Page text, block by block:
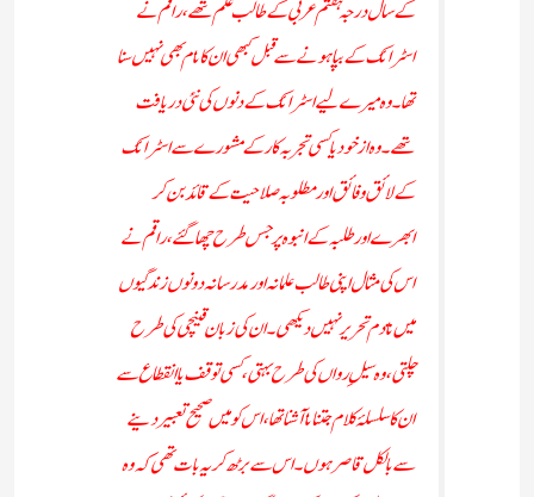
کے سال درجہ ہفتم عربی کے طالب علم تھے،راقم نے
اسٹرائک کے بپا ہونے سے قبل کبھی ان کا نام بھی نہیں سنا
تھا۔ وہ میرے لیے اسٹرائک کے دنوں کی نئی دریافت
تھے۔ وہ از خود یا کسی تجربہ کار کے مشورے سے اسٹرائک
کے لائق وفائق اور مطلوبہ صلاحیت کے قائد بن کر
ابھرے اور طلبہ کے انبوہ پر جس طرح چھا گئے، راقم نے
اس کی مثال اپنی طالب علمانہ اور مدرسانہ دونوں زندگیوں
میں تادم تحریر نہیں دیکھی ۔ان کی زبان قینچی کی طرح
چلتی ، وہ سیلِ رواں کی طرح بہتی، کسی توقف یا انقطاع سے
ان کا سلسلۂ کلام جتنا نا آشنا تھا، اس کو میں صحیح تعبیر دینے
سے بالکل قاصر ہوں۔ اس سے بڑھ کر یہ بات تھی کہ وہ